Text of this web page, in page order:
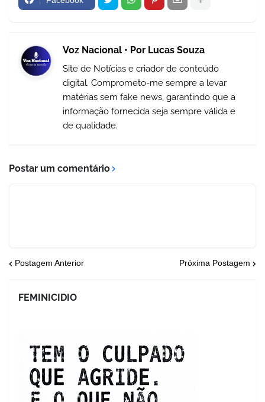
Voz Nacional • Por Lucas Souza
Site de Notícias e criador de conteúdo
digital. Comprometo-me sempre a levar
matérias sem fake news, garantindo que a
informação fornecida seja sempre válida e
de qualidade.
Postar um comentário
Postagem Anterior Próxima Postagem
FEMINICIDIO